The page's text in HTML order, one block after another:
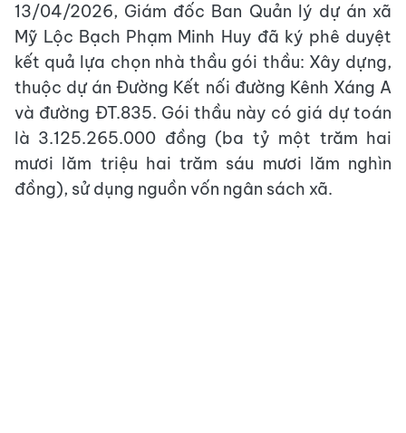
13/04/2026, Giám đốc Ban Quản lý dự án xã
Mỹ Lộc Bạch Phạm Minh Huy đã ký phê duyệt
kết quả lựa chọn nhà thầu gói thầu: Xây dựng,
thuộc dự án Đường Kết nối đường Kênh Xáng A
và đường ĐT.835. Gói thầu này có giá dự toán
là 3.125.265.000 đồng (ba tỷ một trăm hai
mươi lăm triệu hai trăm sáu mươi lăm nghìn
đồng), sử dụng nguồn vốn ngân sách xã.